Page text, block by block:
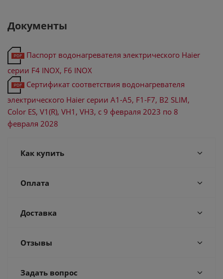
Документы
Паспорт водонагревателя электрического Haier
серии F4 INOX, F6 INOX
Сертификат соответствия водонагревателя
электрического Haier серии А1-A5, F1-F7, B2 SLIM,
Color ES, V1(R), VH1, VH3, с 9 февраля 2023 по 8
февраля 2028
Как купить
Оплата
Доставка
Отзывы
Задать вопрос